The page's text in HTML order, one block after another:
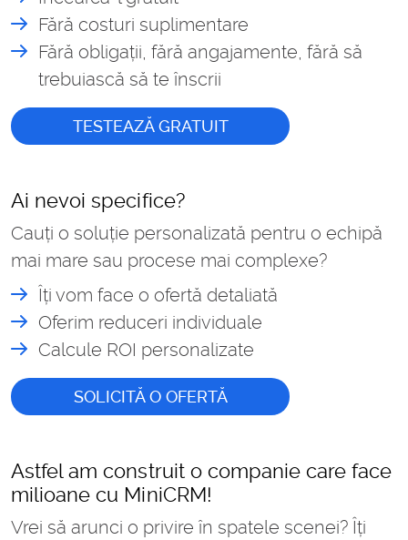
Fără costuri suplimentare
Fără obligații, fără angajamente, fără să
trebuiască să te înscrii
TESTEAZĂ GRATUIT
Ai nevoi specifice?
Cauți o soluție personalizată pentru o echipă
mai mare sau procese mai complexe?
Îți vom face o ofertă detaliată
Oferim reduceri individuale
Calcule ROI personalizate
SOLICITĂ O OFERTĂ
Astfel am construit o companie care face
milioane cu MiniCRM!
Vrei să arunci o privire în spatele scenei? Îți